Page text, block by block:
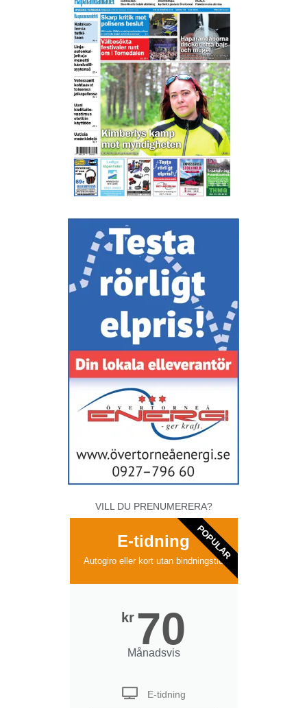
VILL DU PRENUMERERA?
E-tidning
Autogiro eller kort utan bindningstid
kr 70
Månadsvis
E-tidning
POPULAR